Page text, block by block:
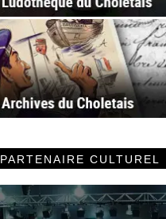
PARTENAIRE CULTUREL